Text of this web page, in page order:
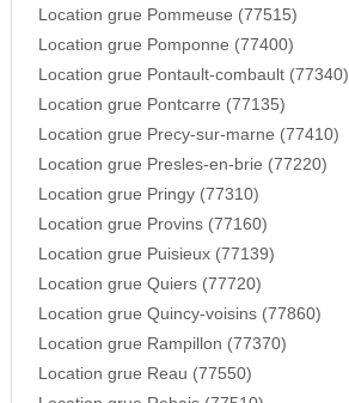
Location grue Pommeuse (77515)
Location grue Pomponne (77400)
Location grue Pontault-combault (77340)
Location grue Pontcarre (77135)
Location grue Precy-sur-marne (77410)
Location grue Presles-en-brie (77220)
Location grue Pringy (77310)
Location grue Provins (77160)
Location grue Puisieux (77139)
Location grue Quiers (77720)
Location grue Quincy-voisins (77860)
Location grue Rampillon (77370)
Location grue Reau (77550)